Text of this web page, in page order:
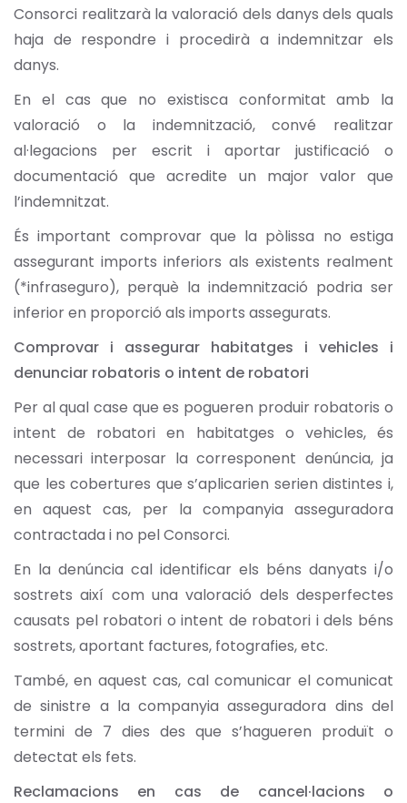
Consorci realitzarà la valoració dels danys dels quals
haja de respondre i procedirà a indemnitzar els
danys.
En el cas que no existisca conformitat amb la
valoració o la indemnització, convé realitzar
al·legacions per escrit i aportar justificació o
documentació que acredite un major valor que
l’indemnitzat.
És important comprovar que la pòlissa no estiga
assegurant imports inferiors als existents realment
(*infraseguro), perquè la indemnització podria ser
inferior en proporció als imports assegurats.
Comprovar i assegurar habitatges i vehicles i
denunciar robatoris o intent de robatori
Per al qual case que es pogueren produir robatoris o
intent de robatori en habitatges o vehicles, és
necessari interposar la corresponent denúncia, ja
que les cobertures que s’aplicarien serien distintes i,
en aquest cas, per la companyia asseguradora
contractada i no pel Consorci.
En la denúncia cal identificar els béns danyats i/o
sostrets així com una valoració dels desperfectes
causats pel robatori o intent de robatori i dels béns
sostrets, aportant factures, fotografies, etc.
També, en aquest cas, cal comunicar el comunicat
de sinistre a la companyia asseguradora dins del
termini de 7 dies des que s’hagueren produït o
detectat els fets.
Reclamacions en cas de cancel·lacions o